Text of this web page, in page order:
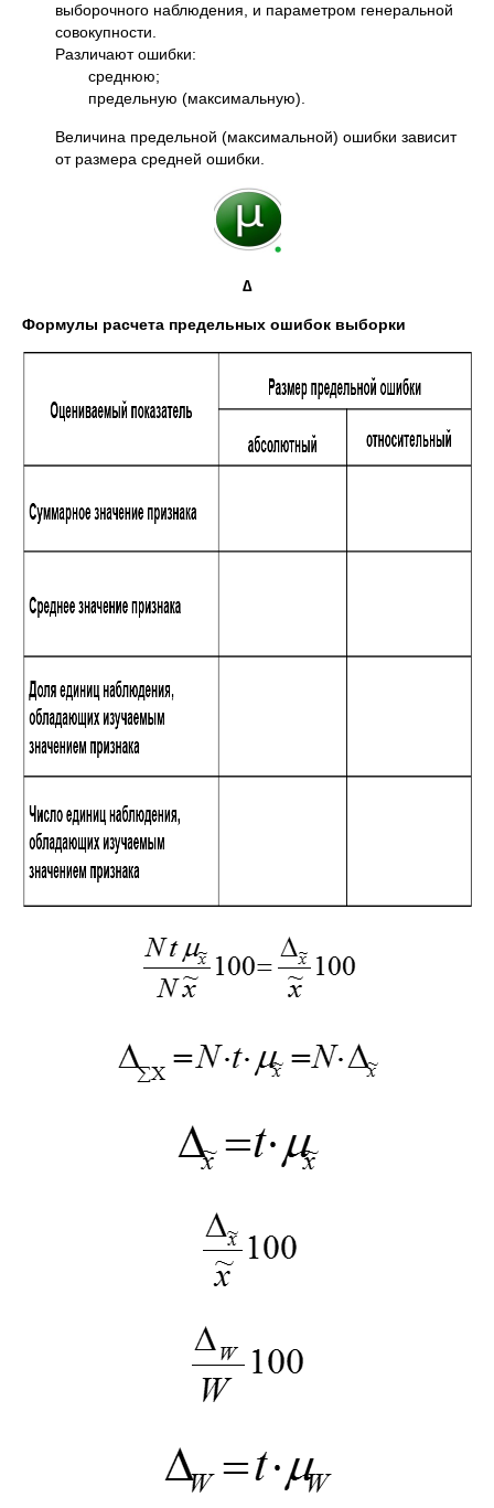
выборочного наблюдения, и параметром генеральной
совокупности.
Различают ошибки:
среднюю;
предельную (максимальную).
Величина предельной (максимальной) ошибки зависит
от размера средней ошибки.
∆
Формулы расчета предельных ошибок выборки